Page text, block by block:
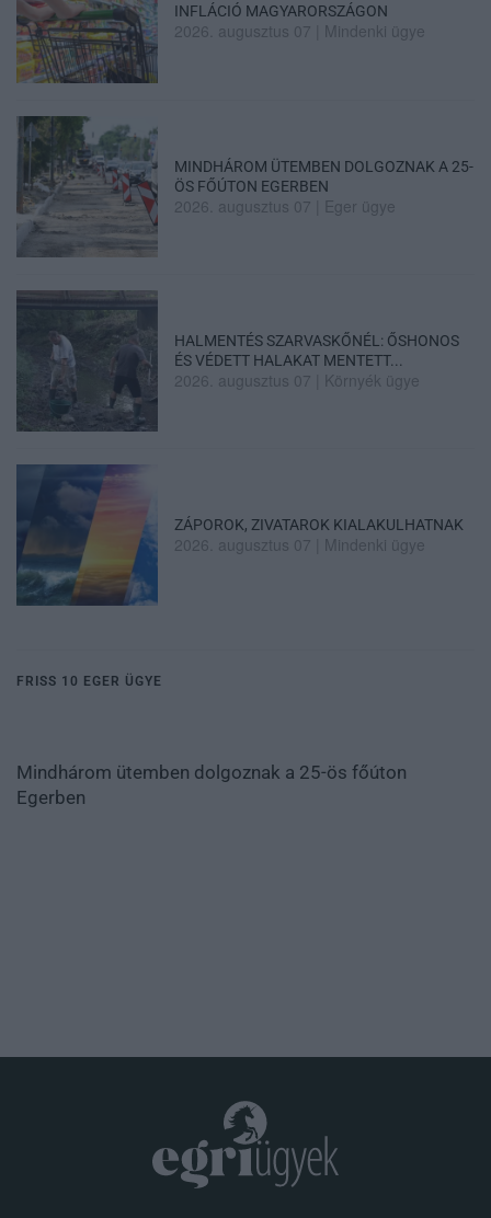
INFLÁCIÓ MAGYARORSZÁGON
2026. augusztus 07 Mindenki ügye
MINDHÁROM ÜTEMBEN DOLGOZNAK A 25-
ÖS FŐÚTON EGERBEN
2026. augusztus 07 Eger ügye
HALMENTÉS SZARVASKŐNÉL: ŐSHONOS
ÉS VÉDETT HALAKAT MENTETT...
2026. augusztus 07 Környék ügye
ZÁPOROK, ZIVATAROK KIALAKULHATNAK
2026. augusztus 07 Mindenki ügye
FRISS 10 EGER ÜGYE
Mindhárom ütemben dolgoznak a 25-ös főúton
Egerben